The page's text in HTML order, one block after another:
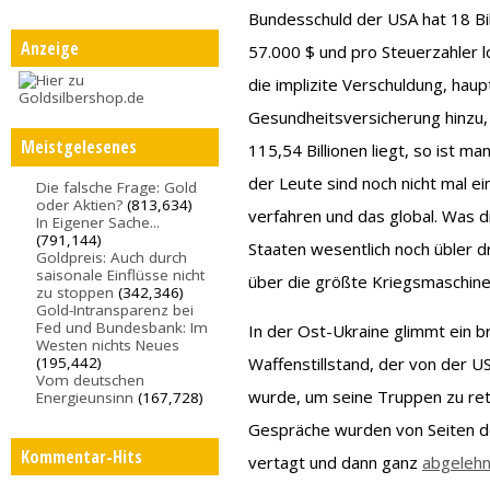
Anzeige
Meistgelesenes
Die falsche Frage: Gold
oder Aktien? (813,634)
In Eigener Sache...
(791,144)
Goldpreis: Auch durch
saisonale Einflüsse nicht
zu stoppen (342,346)
Gold-Intransparenz bei
Fed und Bundesbank: Im
Westen nichts Neues
(195,442)
Vom deutschen
Energieunsinn (167,728)
Kommentar-Hits
Bundesschuld der USA hat 18
57.000 $ und pro Steuerzahler
die implizite Verschuldung,
Gesundheitsversicherung
115,54 Billionen liegt, so ist
der Leute sind noch nicht mal
verfahren und das global. Was
Staaten wesentlich noch übler
über die größte
In der Ost-Ukraine glimmt ein
Waffenstillstand, der von der
wurde, um seine Truppen zu
Gespräche wurden von Seiten
vertagt und dann ganz